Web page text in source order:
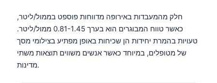
חלק מהמעבדות באירופה מדווחות פוספט בממול/ליטר,
כאשר טווח המבוגרים הוא בערך 0.81-1.45 ממול/ליטר.
טעויות בהמרת יחידות הן שכיחות באופן מפתיע בצילומי מסך
של מטופלים, במיוחד כאשר אנשים משווים תוצאות משתי
מדינות.